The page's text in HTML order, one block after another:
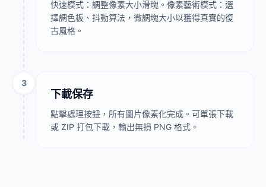
快速模式：調整像素大小滑塊。像素藝術模式：選
擇調色板、抖動算法，微調塊大小以獲得真實的復
古風格。
3
下載保存
點擊處理按鈕，所有圖片像素化完成。可單張下載
或 ZIP 打包下載，輸出無損 PNG 格式。